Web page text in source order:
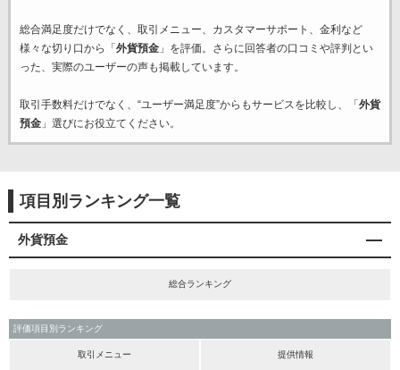
総合満足度だけでなく、取引メニュー、カスタマーサポート、金利など
様々な切り口から「 外貨預金」を評価。さらに回答者の口コミや評判とい
った、実際のユーザーの声も掲載しています。
取引手数料だけでなく、“ユーザー満足度”からもサービスを比較し、「 外貨
預金」選びにお役立てください。
項目別ランキング一覧
外貨預金
総合ランキング
評価項目別ランキング
取引メニュー 提供情報